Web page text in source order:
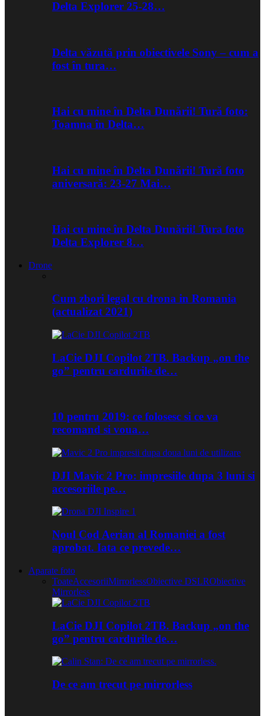
Delta Explorer 25-28…
Delta văzută prin obiectivele Sony – cum a
fost în tura…
Hai cu mine în Delta Dunării! Tură foto:
Toamna în Delta…
Hai cu mine în Delta Dunării! Tură foto
aniversară: 23-27 Mai…
Hai cu mine în Delta Dunării! Tura foto
Delta Explorer 8…
Drone
Cum zbori legal cu drona in Romania
(actualizat 2021)
LaCie DJI Copilot 2TB. Backup „on the
go” pentru cardurile de…
10 pentru 2019: ce folosesc si ce va
recomand si voua…
DJI Mavic 2 Pro: impresiile dupa 3 luni si
accesoriile pe…
Noul Cod Aerian al Romaniei a fost
aprobat. Iata ce prevede…
Aparate foto
ToateAccesoriiMirrorlessObiective DSLRObiective
Mirrorless
LaCie DJI Copilot 2TB. Backup „on the
go” pentru cardurile de…
De ce am trecut pe mirrorless